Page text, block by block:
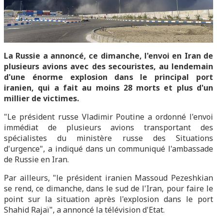
La Russie a annoncé, ce dimanche, l'envoi en Iran de
plusieurs avions avec des secouristes, au lendemain
d'une énorme explosion dans le principal port
iranien, qui a fait au moins 28 morts et plus d'un
millier de victimes.
"Le président russe Vladimir Poutine a ordonné l'envoi
immédiat de plusieurs avions transportant des
spécialistes du ministère russe des Situations
d'urgence", a indiqué dans un communiqué l'ambassade
de Russie en Iran.
Par ailleurs, "le président iranien Massoud Pezeshkian
se rend, ce dimanche, dans le sud de l'Iran, pour faire le
point sur la situation après l'explosion dans le port
Shahid Rajaï", a annoncé la télévision d'Etat.